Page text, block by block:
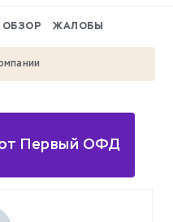
ОБЗОР ЖАЛОБЫ
Первый ОФД